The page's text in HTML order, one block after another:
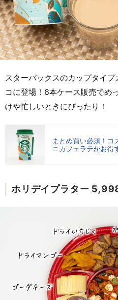
スターバックスのカップタイ
コに登場！6本ケース販売でめ
けや忙しいときにぴったり！
まとめ買い必須！コ
ニカフェラテがお得
ホリデイプラター